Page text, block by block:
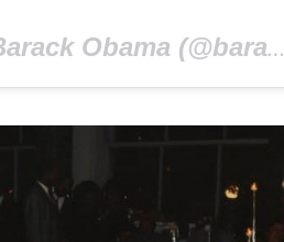
Допис, поширений Barack Obama (@barackobama)